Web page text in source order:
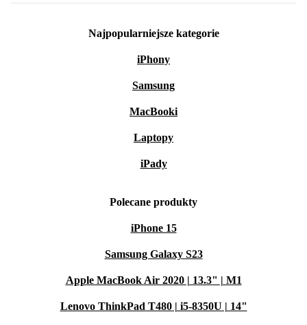
Najpopularniejsze kategorie
iPhony
Samsung
MacBooki
Laptopy
iPady
Polecane produkty
iPhone 15
Samsung Galaxy S23
Apple MacBook Air 2020 | 13.3" | M1
Lenovo ThinkPad T480 | i5-8350U | 14"